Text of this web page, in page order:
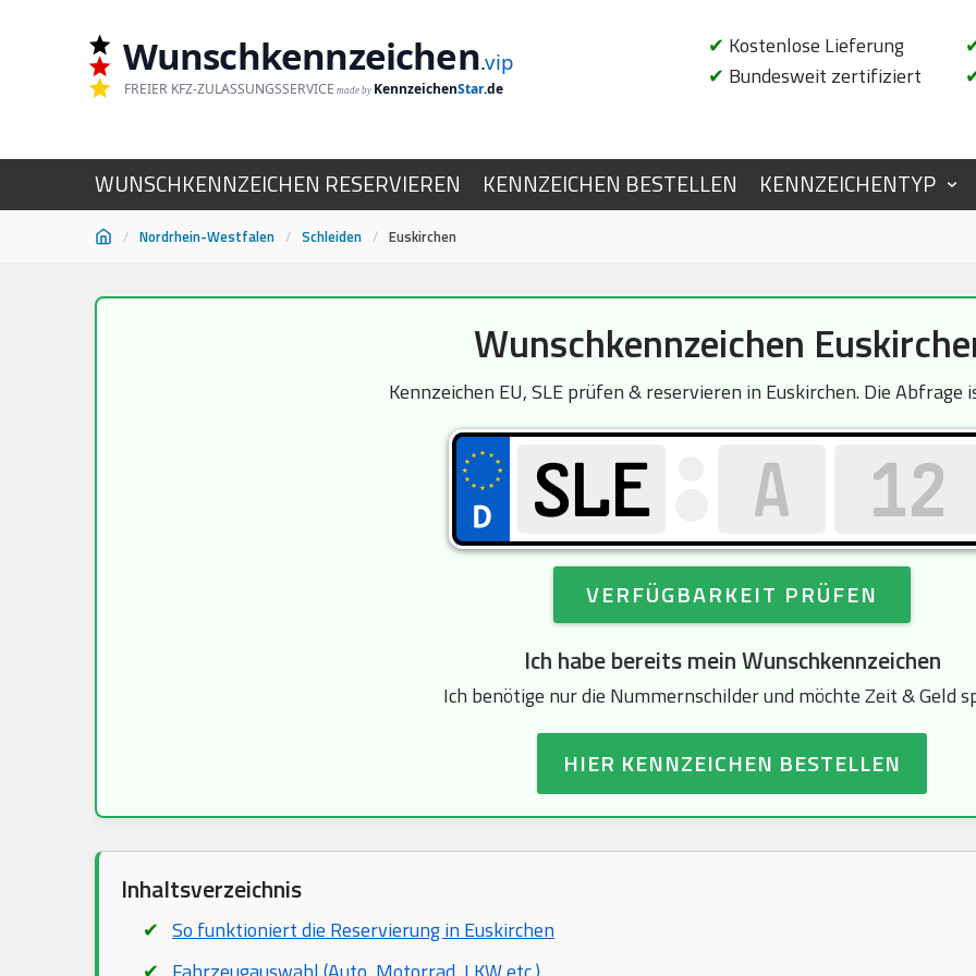
Wunschkennzeichen.vip
FREIER KFZ-ZULASSUNGSSERVICE made by KennzeichenStar.de
✔ Kostenlose Lieferung
✔ Bundesweit zertifiziert
WUNSCHKENNZEICHEN RESERVIEREN KENNZEICHEN BESTELLEN KENNZEICHENTYP
/ Nordrhein-Westfalen / Schleiden / Euskirchen
Wunschkennzeichen
Kennzeichen EU, SLE prüfen & reservieren in Euskirchen. Die Abfrage
VERFÜGBARKEIT PRÜFEN
Ich habe bereits mein Wunschkennzeichen
Ich benötige nur die Nummernschilder und möchte Zeit & Geld
HIER KENNZEICHEN BESTELLEN
Inhaltsverzeichnis
So funktioniert die Reservierung in Euskirchen